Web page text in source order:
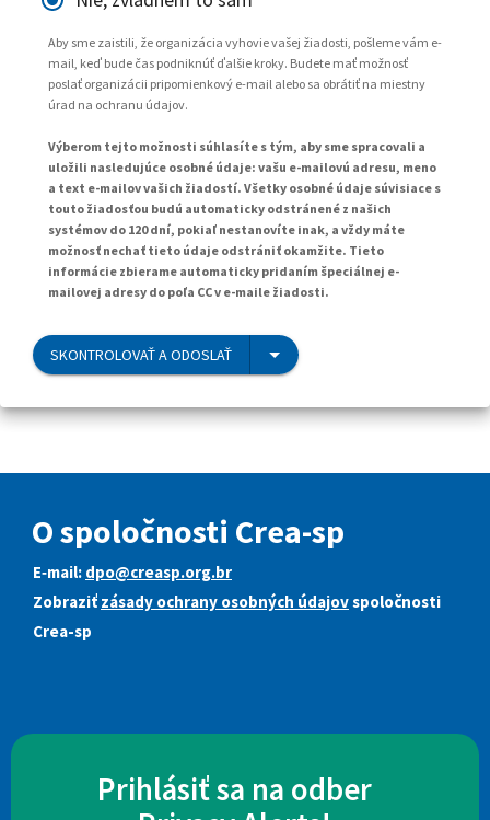
Aby sme zaistili, že organizácia vyhovie vašej žiadosti, pošleme vám e-
mail, keď bude čas podniknúť ďalšie kroky. Budete mať možnosť
poslať organizácii pripomienkový e-mail alebo sa obrátiť na miestny
úrad na ochranu údajov.
Výberom tejto možnosti súhlasíte s tým, aby sme spracovali a
uložili nasledujúce osobné údaje: vašu e-mailovú adresu, meno
a text e-mailov vašich žiadostí. Všetky osobné údaje súvisiace s
touto žiadosťou budú automaticky odstránené z našich
systémov do 120 dní, pokiaľ nestanovíte inak, a vždy máte
možnosť nechať tieto údaje odstrániť okamžite. Tieto
informácie zbierame automaticky pridaním špeciálnej e-
mailovej adresy do poľa CC v e-maile žiadosti.
SKONTROLOVAŤ A ODOSLAŤ
O spoločnosti Crea-sp
E‑mail: dpo@creasp.org.br
Zobraziť zásady ochrany osobných údajovspoločnosti
Crea-sp
Prihlásiť sa na odber